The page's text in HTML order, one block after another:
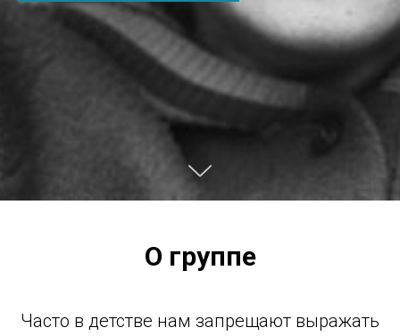
О группе
Часто в детстве нам запрещают выражать